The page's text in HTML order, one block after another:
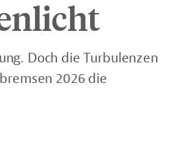
Doch die Turbulenzen
2026 die